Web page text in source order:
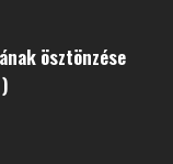
ösztönzése